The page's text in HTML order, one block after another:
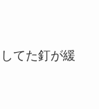
てた釘が緩